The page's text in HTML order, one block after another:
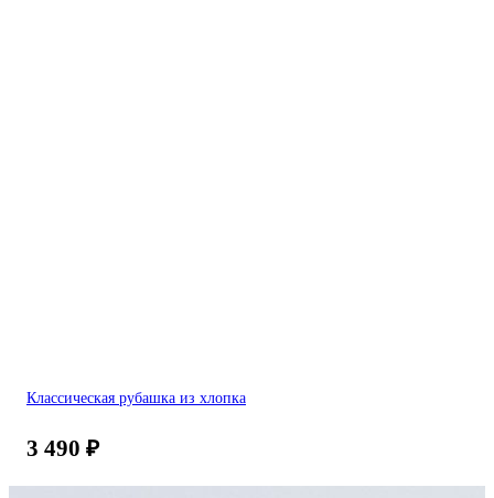
Классическая рубашка из хлопка
3 490 ₽